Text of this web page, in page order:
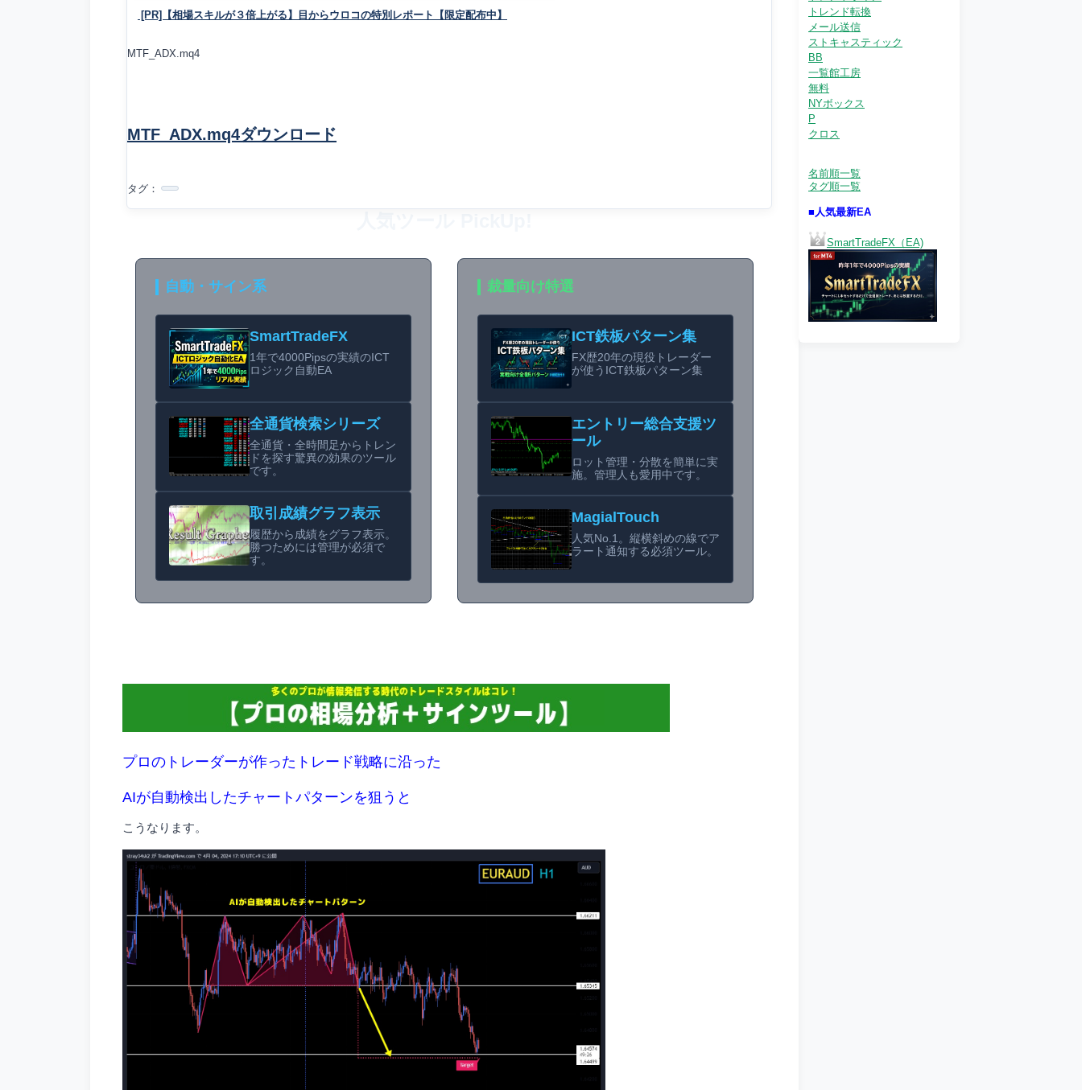
[PR]【相場スキルが３倍上がる】目からウロコの特別レポート【限定配布中】
MTF_ADX.mq4
MTF_ADX.mq4ダウンロード
タグ：
自動・サイン系
SmartTradeFX
1年で4000Pipsの実績のICT
ロジック自動EA
全通貨検索シリーズ
全通貨・全時間足からトレン
ドを探す驚異の効果のツール
です。
取引成績グラフ表示
履歴から成績をグラフ表示。
勝つためには管理が必須で
す。
裁量向け特選
ICT鉄板パターン集
FX歴20年の現役トレーダー
が使うICT鉄板パターン集
エントリー総合支援ツ
ール
ロット管理・分散を簡単に実
施。管理人も愛用中です。
MagialTouch
人気No.1。縦横斜めの線でア
ラート通知する必須ツール。
プロのトレーダーが作ったトレード戦略に沿った
AIが自動検出したチャートパターンを狙うと
こうなります。
トレンド転換
メール送信
ストキャスティック
BB
一覧館工房
無料
NYボックス
P
クロス
名前順一覧
タグ順一覧
■人気最新EA
SmartTradeFX（EA)